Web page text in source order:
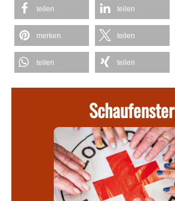
teilen teilen
merken teilen
teilen teilen
Schaufenster